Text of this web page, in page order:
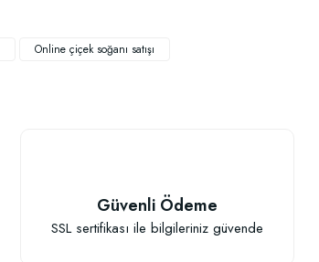
Online çiçek soğanı satışı
Güvenli Ödeme
SSL sertifikası ile bilgileriniz güvende